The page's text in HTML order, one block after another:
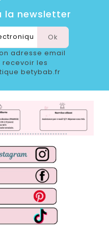
la newsletter
adresse email
les
betybab.fr